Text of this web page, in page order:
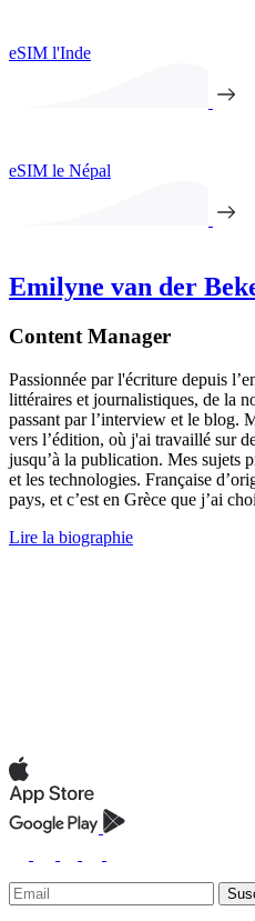
eSIM l'Inde
eSIM le Népal
Emilyne van der
Content Manager
Passionnée par l'écriture depuis
littéraires et journalistiques, de la
passant par l’interview et le blog.
vers l’édition, où j'ai travaillé sur
jusqu’à la publication. Mes sujets
et les technologies. Française
pays, et c’est en Grèce que j’ai
Lire la biographie